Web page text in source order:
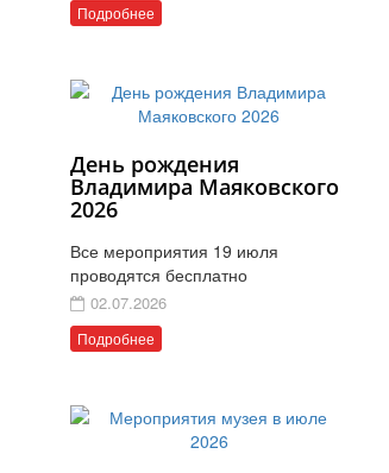
Подробнее
День рождения
Владимира Маяковского
2026
Все мероприятия 19 июля
проводятся бесплатно
02.07.2026
Подробнее